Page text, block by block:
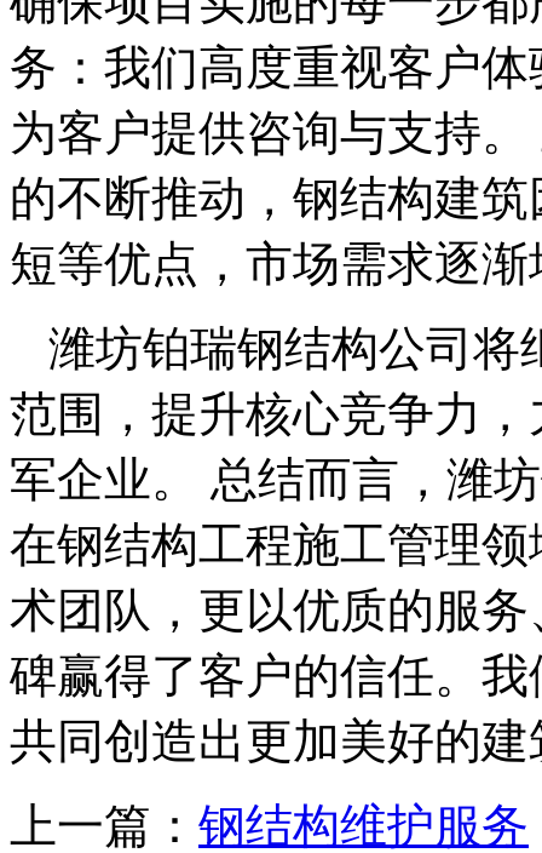
务：我们高度重视客户
为客户提供咨询与支持
的不断推动，钢结构建
短等优点，市场需求逐渐
潍坊铂瑞钢结构公司将
范围，提升核心竞争力
军企业。 总结而言，潍
在钢结构工程施工管理
术团队，更以优质的服
碑赢得了客户的信任。
共同创造出更加美好的建
上一篇： 钢结构维护服务